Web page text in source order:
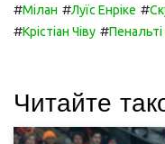
#Мілан #Луїс Енріке #
#Крістіан Чіву #
Читайте